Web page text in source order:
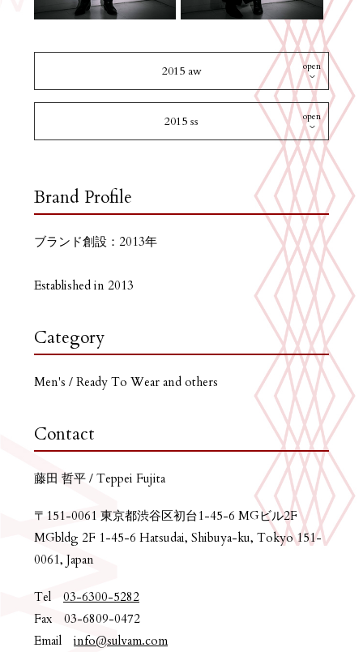
2015 aw open
2015 ss open
Brand Profile
ブランド創設：2013年
Established in 2013
Category
Men's / Ready To Wear and others
Contact
藤田 哲平 / Teppei Fujita
〒151-0061 東京都渋谷区初台1-45-6 MGビル2F
MGbldg 2F 1-45-6 Hatsudai, Shibuya-ku, Tokyo 151-
0061, Japan
Tel 03-6300-5282
Fax 03-6809-0472
Email info@sulvam.com